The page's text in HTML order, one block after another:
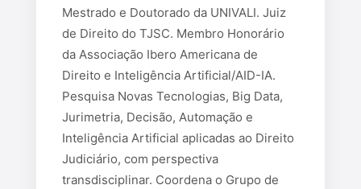
Mestrado e Doutorado da UNIVALI. Juiz
de Direito do TJSC. Membro Honorário
da Associação Ibero Americana de
Direito e Inteligência Artificial/AID-IA.
Pesquisa Novas Tecnologias, Big Data,
Jurimetria, Decisão, Automação e
Inteligência Artificial aplicadas ao Direito
Judiciário, com perspectiva
transdisciplinar. Coordena o Grupo de